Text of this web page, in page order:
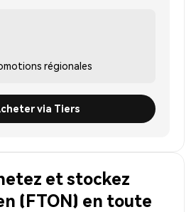
régionales
via Tiers
et stockez
(FTON) en toute